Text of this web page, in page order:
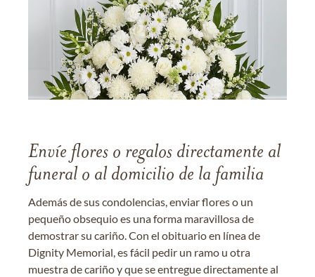
Envíe flores o regalos directamente al
funeral o al domicilio de la familia
Además de sus condolencias, enviar flores o un
pequeño obsequio es una forma maravillosa de
demostrar su cariño. Con el obituario en línea de
Dignity Memorial, es fácil pedir un ramo u otra
muestra de cariño y que se entregue directamente al